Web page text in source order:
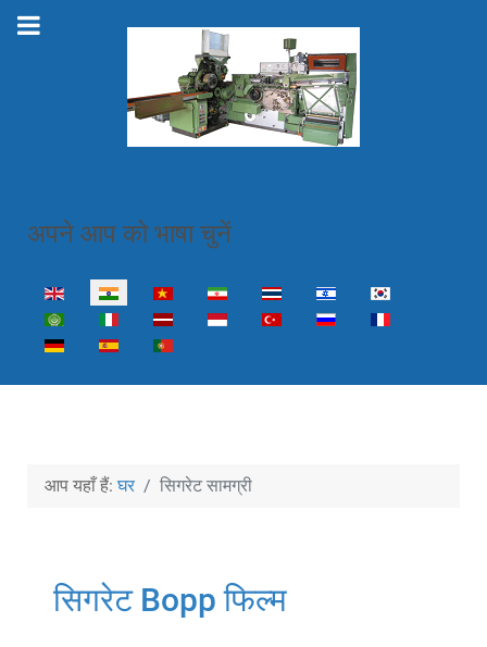
अपने आप को भाषा चुनें
Select your language
आप यहाँ हैं:घर सिगरेट सामग्री
सिगरेट Bopp फिल्म